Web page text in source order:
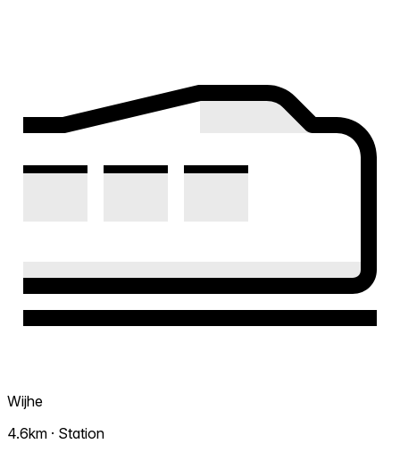
Wijhe
4.6km · Station